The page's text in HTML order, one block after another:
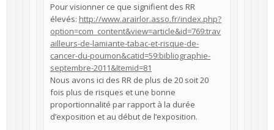
Pour visionner ce que signifient des RR
élevés: http://www.arairlor.asso.fr/index.php?
option=com_content&view=article&id=769:trav
ailleurs-de-lamiante-tabac-et-risque-de-
cancer-du-poumon&catid=59:bibliographie-
septembre-2011&Itemid=81
Nous avons ici des RR de plus de 20 soit 20
fois plus de risques et une bonne
proportionnalité par rapport à la durée
d’exposition et au début de l’exposition.